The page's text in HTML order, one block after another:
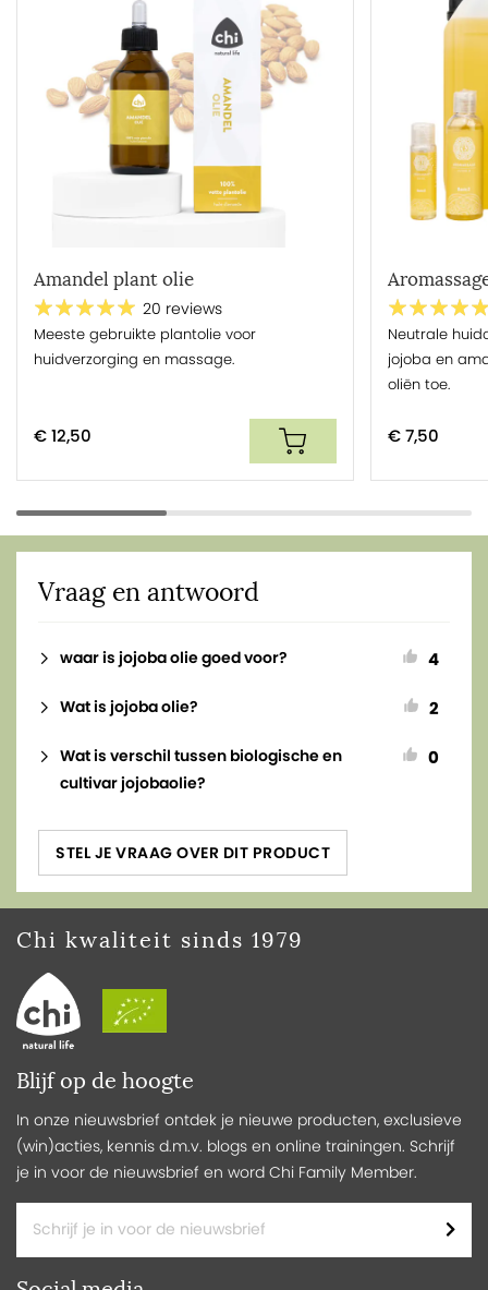
Amandel plant olie
20 reviews
Meeste gebruikte plantolie voor
huidverzorging en massage.
€ 12,50
Neutrale
jojoba en
oliën toe.
€ 7,50
Vraag en antwoord
waar is jojoba olie goed voor? 4
Wat is jojoba olie? 2
Wat is verschil tussen biologische en
cultivar jojobaolie?
0
STEL JE VRAAG OVER DIT PRODUCT
Blijf op de hoogte
In onze nieuwsbrief ontdek je nieuwe producten, exclusieve
(win)acties, kennis d.m.v. blogs en online trainingen. Schrijf
je in voor de nieuwsbrief en word Chi Family Member.
Chi kwaliteit sinds 1979